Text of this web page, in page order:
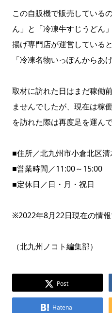
この自販機で販売している
ん」と「冷凍牛すじうどん
揚げ専門店が運営している
「冷凍名物いっぽんからあ
取材に訪れた日はまだ稼働
ませんでしたが、現在は稼
を訪れた際は再度足を運ん
■住所／北九州市小倉北区
■営業時間／11:00～15:00
■定休日／日・月・祝日
※2022年8月22日現在の情
（北九州ノコト編集部）
Post
Hatena